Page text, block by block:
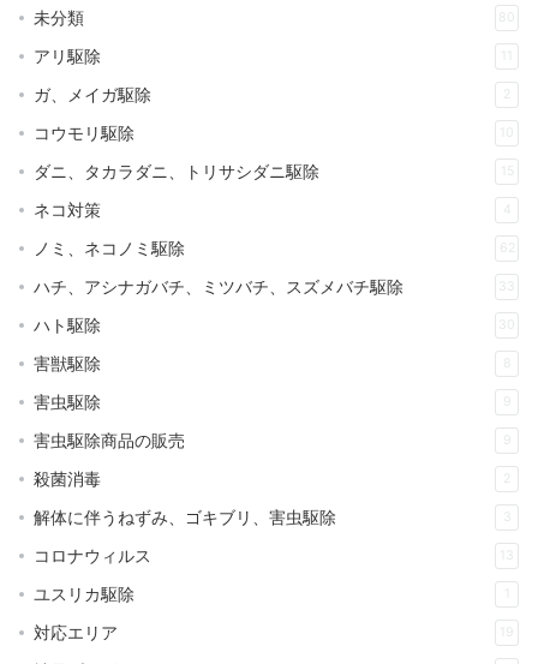
未分類 80
アリ駆除
ガ、メイガ駆除 2
コウモリ駆除 10
ダニ、タカラダニ、トリサシダニ駆除 15
ネコ対策 4
ノミ、ネコノミ駆除 62
ハチ、アシナガバチ、ミツバチ、スズメバチ駆除 33
ハト駆除 30
害獣駆除 8
害虫駆除 9
害虫駆除商品の販売 9
殺菌消毒 2
解体に伴うねずみ、ゴキブリ、害虫駆除 3
コロナウィルス 13
ユスリカ駆除
対応エリア 19